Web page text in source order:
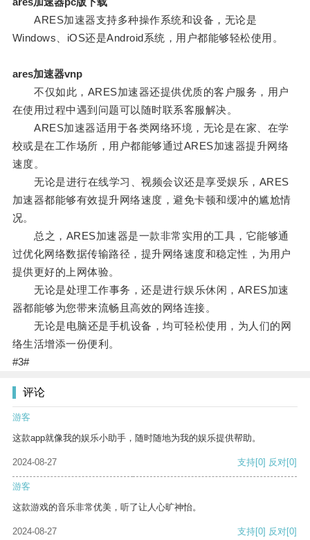
ARES加速器支持多种操作系统和设备，无论是
Windows、iOS还是Android系统，用户都能够轻松使用。
ares加速器vnp
不仅如此，ARES加速器还提供优质的客户服务，用户
在使用过程中遇到问题可以随时联系客服解决。
ARES加速器适用于各类网络环境，无论是在家、在学
校或是在工作场所，用户都能够通过ARES加速器提升网络
速度。
无论是进行在线学习、视频会议还是享受娱乐，ARES
加速器都能够有效提升网络速度，避免卡顿和缓冲的尴尬情
况。
总之，ARES加速器是一款非常实用的工具，它能够通
过优化网络数据传输路径，提升网络速度和稳定性，为用户
提供更好的上网体验。
无论是处理工作事务，还是进行娱乐休闲，ARES加速
器都能够为您带来流畅且高效的网络连接。
无论是电脑还是手机设备，均可轻松使用，为人们的网
络生活增添一份便利。
#3#
评论
游客
这款app就像我的娱乐小助手，随时随地为我的娱乐提供帮助。
2024-08-27 支持[0] 反对[0]
游客
这款游戏的音乐非常优美，听了让人心旷神怡。
2024-08-27 支持[0] 反对[0]